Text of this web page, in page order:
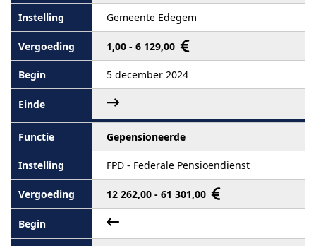
Gemeente Edegem
1,00 - 6 129,00
5 december 2024
Gepensioneerde
FPD - Federale Pensioendienst
12 262,00 - 61 301,00